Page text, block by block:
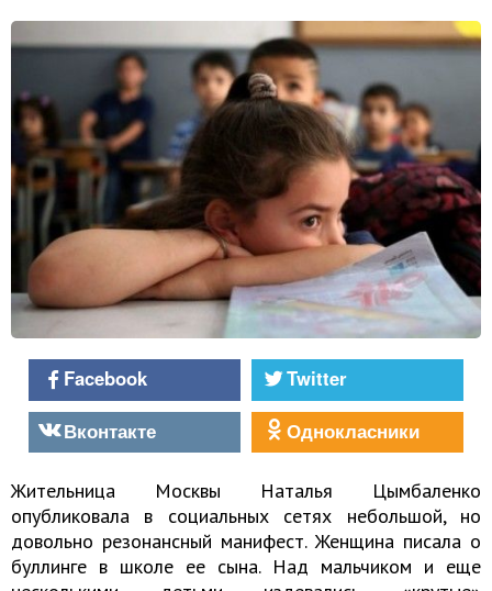
Facebook
Twitter
Вконтакте
Однокласники
Жительница Москвы Наталья Цымбаленко
опубликовала в социальных сетях небольшой, но
довольно резонансный манифест. Женщина писала о
буллинге в школе ее сына. Над мальчиком и еще